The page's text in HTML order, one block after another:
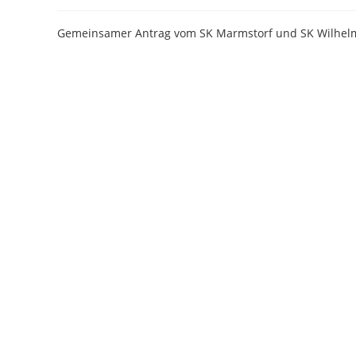
Gemeinsamer Antrag vom SK Marmstorf und SK